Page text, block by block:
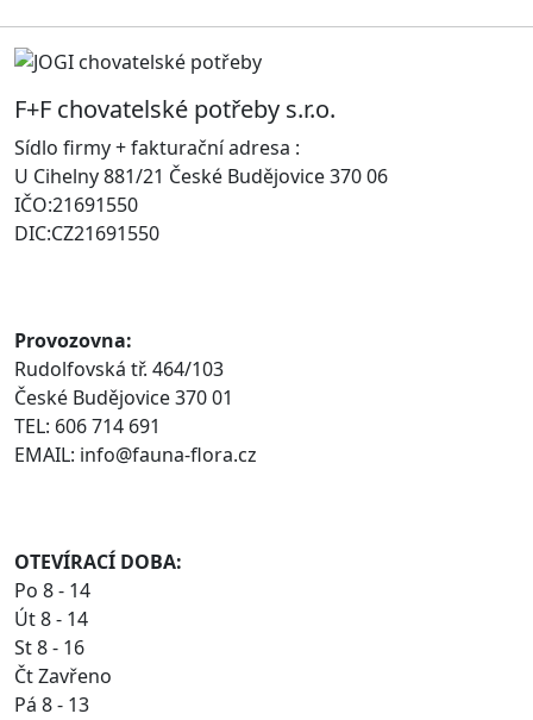
F+F chovatelské potřeby s.r.o.
Sídlo firmy + fakturační adresa :
U Cihelny 881/21 České Budějovice 370 06
IČO:21691550
DIC:CZ21691550
Provozovna:
Rudolfovská tř. 464/103
České Budějovice 370 01
TEL: 606 714 691
EMAIL: info@fauna-flora.cz
OTEVÍRACÍ DOBA:
Po 8 - 14
Út 8 - 14
St 8 - 16
Čt Zavřeno
Pá 8 - 13